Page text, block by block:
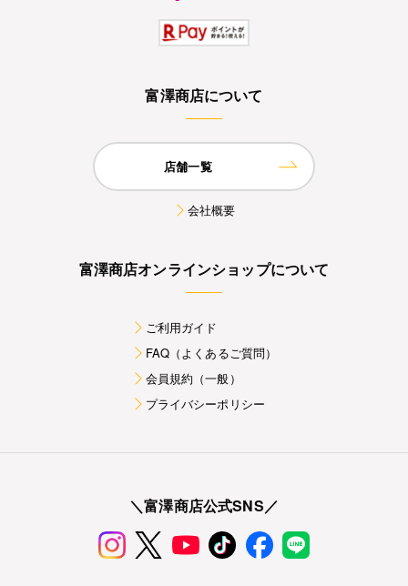
富澤商店について
店舗一覧
会社概要
富澤商店オンラインショップについて
ご利用ガイド
FAQ（よくあるご質問）
会員規約（一般）
プライバシーポリシー
＼富澤商店公式SNS／